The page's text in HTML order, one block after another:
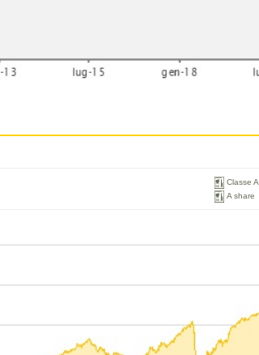
Classe A
A share